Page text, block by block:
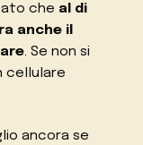
che al di
anche il
. Se non si
cellulare
ancora se